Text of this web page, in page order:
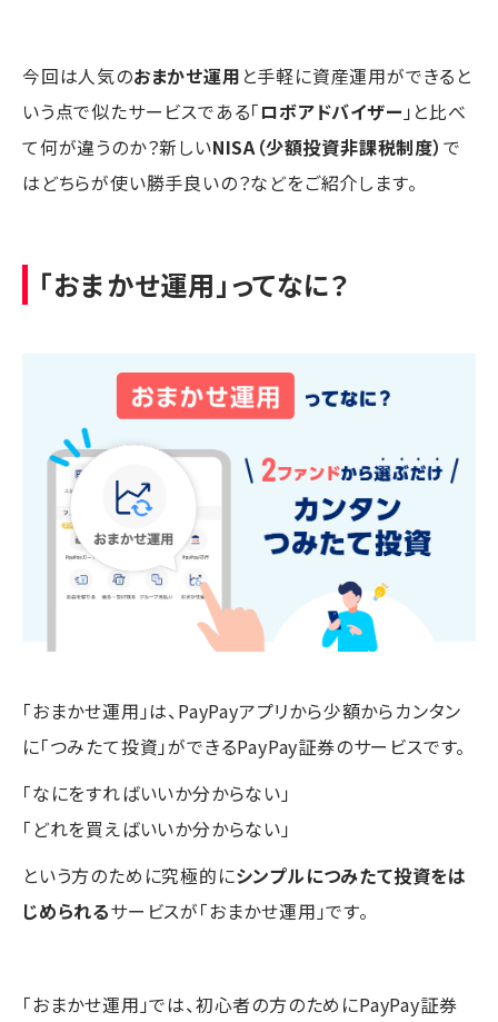
今回は人気のおまかせ運用 と手軽に資産運用ができると
いう点で似たサービスである「ロボアドバイザー 」と比べ
て何が違うのか？新しいNISA（少額投資非課税制度） で
はどちらが使い勝手良いの？などをご紹介します。
「おまかせ運用」ってなに？
「おまかせ運用」は、PayPayアプリから少額からカンタン
に「つみたて投資」ができるPayPay証券のサービスです。
「なにをすればいいか分からない」
「どれを買えばいいか分からない」
という方のために究極的にシンプルにつみたて投資をは
じめられるサービスが「おまかせ運用」です。
「おまかせ運用」では、初心者の方のためにPayPay証券